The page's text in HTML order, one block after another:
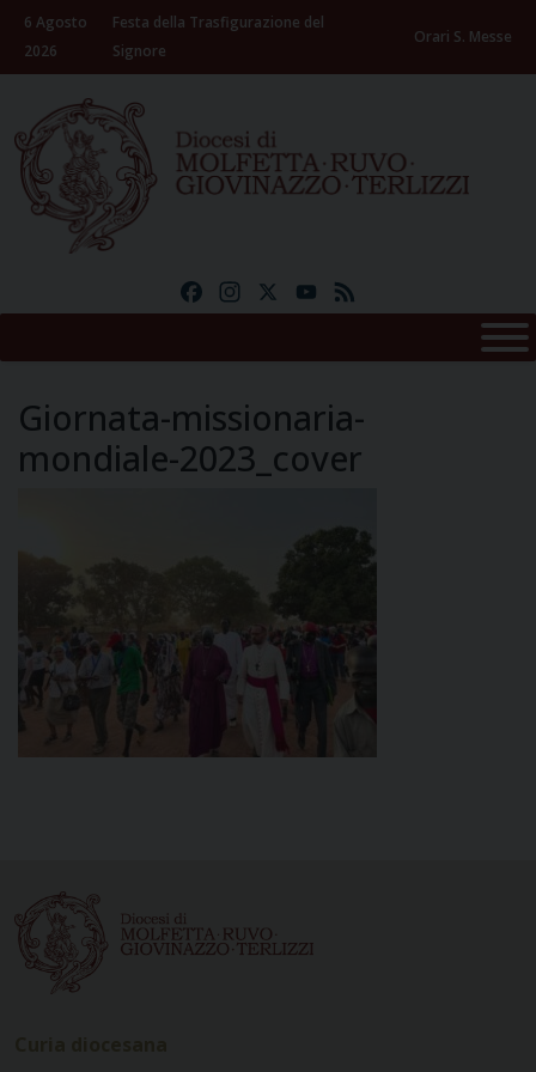
Skip
content
6 Agosto
2026
Festa della Trasfigurazione del
Signore
Orari S. Messe
FacebookInstagramYouTube
Giornata-missionaria-
mondiale-2023_cover